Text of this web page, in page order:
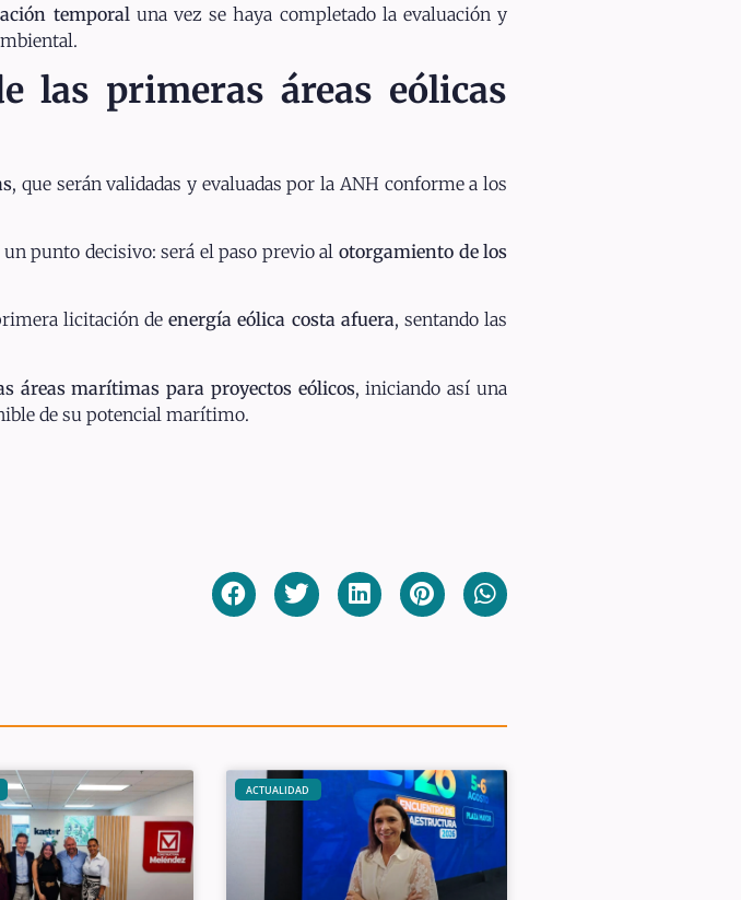
temporaluna vez se haya completado la evaluación y
las primeras áreas eólicas
, que serán validadas y evaluadas por la ANH conforme a los
punto decisivo: será el paso previo al otorgamiento de los
licitación deenergía eólica costa afuera, sentando las
áreas marítimas para proyectos eólicos, iniciando así una
de su potencial marítimo.
ACTUALIDAD